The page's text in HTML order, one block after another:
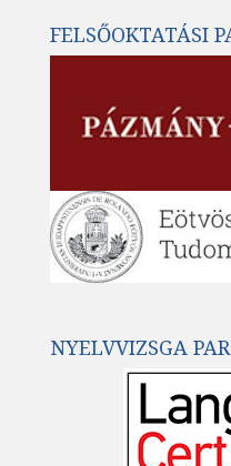
FELSŐOKTATÁSI
NYELVVIZSGA